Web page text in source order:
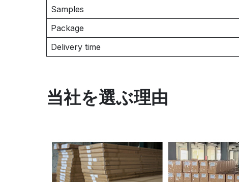
Samples
Package
Delivery time
当社を選ぶ理由